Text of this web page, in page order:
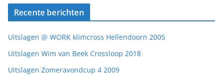
Recente berichten
Uitslagen @ WORK klimcross Hellendoorn 2005
Uitslagen Wim van Beek Crossloop 2018
Uitslagen Zomeravondcup 4 2009